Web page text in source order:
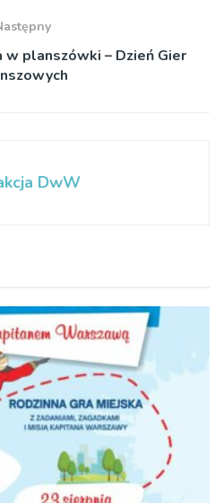
w planszówki – Dzień Gier
DwW